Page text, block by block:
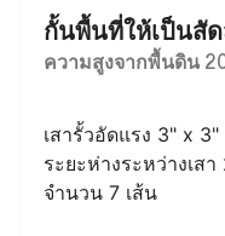
กั้นพื้นที่ให้เป็นสั
ความสูงจากพื้นดิน
เสารั้วอัดแรง 3" x
ระยะห่างระหว่างเส
จำนวน 7 เส้น